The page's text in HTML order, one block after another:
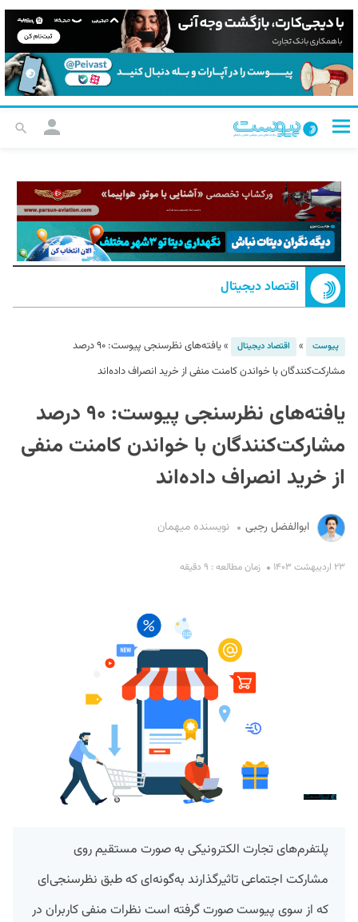
اقتصاد دیجیتال
پیوست » اقتصاد دیجیتال »
یافته‌های نظرسنجی پیوست: ۹۰ درصد
مشارکت‌کنندگان با خواندن کامنت منفی از خرید انصراف داده‌اند
یافته‌های نظرسنجی پیوست: ۹۰ درصد
مشارکت‌کنندگان با خواندن کامنت منفی
از خرید انصراف داده‌اند
ابوالفضل رجبی نویسنده میهمان
۲۳ اردیبهشت ۱۴۰۳ زمان مطالعه : ۹ دقیقه
پلتفرم‌های تجارت الکترونیکی به صورت مستقیم روی
مشارکت اجتماعی تاثیرگذارند به‌گونه‌ای که طبق نظرسنجی‌ای
که از سوی پیوست صورت گرفته است نظرات منفی کاربران در